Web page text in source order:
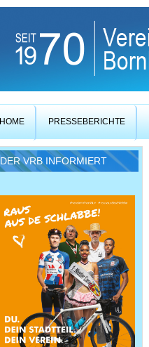
HOME PRESSEBERICHTE
DER VRB INFORMIERT